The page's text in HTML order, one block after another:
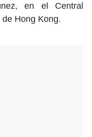
en el Central
Hong Kong.